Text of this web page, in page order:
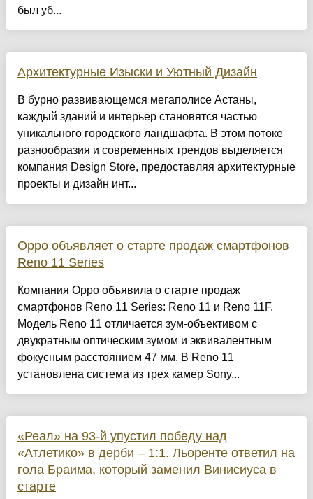
был уб...
Архитектурные Изыски и Уютный Дизайн
​В бурно развивающемся мегаполисе Астаны,
каждый зданий и интерьер становятся частью
уникального городского ландшафта. В этом потоке
разнообразия и современных трендов выделяется
компания Design Store, предоставляя архитектурные
проекты и дизайн инт...
Oppo объявляет о старте продаж смартфонов
Reno 11 Series
Компания Oppo объявила о старте продаж
смартфонов Reno 11 Series: Reno 11 и Reno 11F.
Модель Reno 11 отличается зум-объективом с
двукратным оптическим зумом и эквивалентным
фокусным расстоянием 47 мм. В Reno 11
установлена система из трех камер Sony...
«Реал» на 93-й упустил победу над
«Атлетико» в дерби – 1:1. Льоренте ответил на
гола Браима, который заменил Винисиуса в
старте